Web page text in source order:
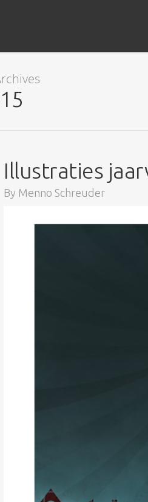
Illustraties
By Menno Schreuder